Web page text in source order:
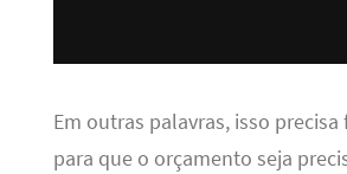
Em outras palavras, isso
para que o orçamento seja